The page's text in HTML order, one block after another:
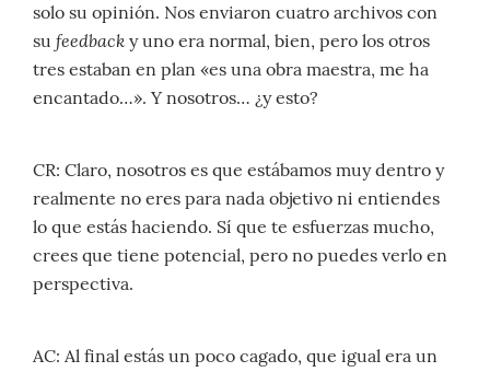
solo su opinión. Nos enviaron cuatro archivos con
su feedback y uno era normal, bien, pero los otros
tres estaban en plan «es una obra maestra, me ha
encantado…». Y nosotros… ¿y esto?
CR: Claro, nosotros es que estábamos muy dentro y
realmente no eres para nada objetivo ni entiendes
lo que estás haciendo. Sí que te esfuerzas mucho,
crees que tiene potencial, pero no puedes verlo en
perspectiva.
AC: Al final estás un poco cagado, que igual era un